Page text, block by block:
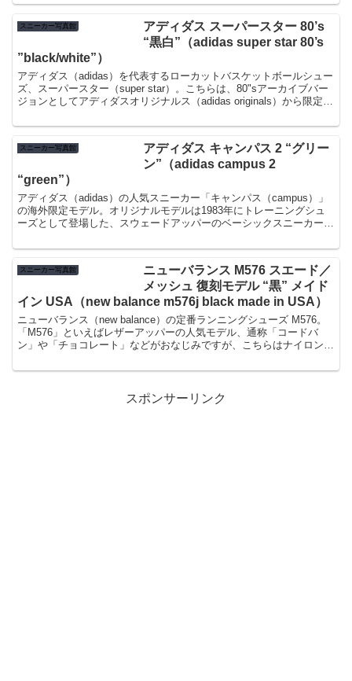
スニーカー写真館
アディダス スーパースター 80’s
“黒白”（adidas super star 80’s
”black/white”）
アディダス（adidas）を代表するローカットバスケットボールシュー
ズ、スーパースター（super star）。こちらは、80"sアーカイブバー
ジョンとしてアディダスオリジナルス（adidas originals）から限定販
スニーカー写真館
アディダス キャンパス 2 “グリー
ン”（adidas campus 2
“green”）
アディダス（adidas）の人気スニーカー「キャンパス（campus）」
の海外限定モデル。オリジナルモデルは1983年にトレーニングシュ
ーズとして登場した、スウェードアッパーのベーシックスニーカーで
スニーカー写真館
ニューバランス M576 スエード／
メッシュ 復刻モデル “黒” メイド
イン USA（new balance m576j black made in USA）
ニューバランス（new balance）の定番ランニングシューズ M576。
「M576」といえばレザーアッパーの人気モデル、通称「コードバ
ン」や「チョコレート」などがおなじみですが、こちらはナイロンメ
スポンサーリンク